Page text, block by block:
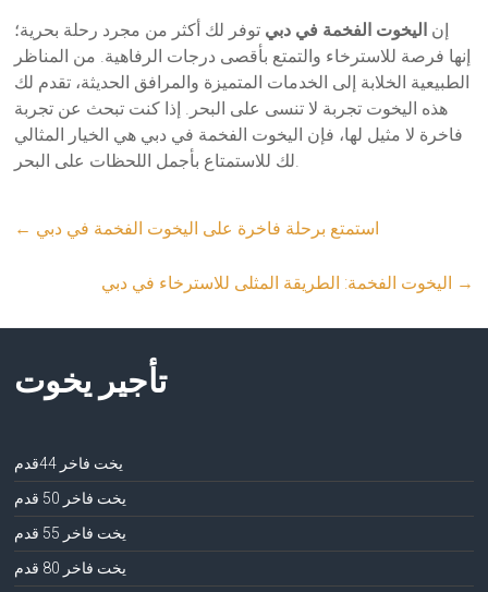
إن اليخوت الفخمة في دبي توفر لك أكثر من مجرد رحلة بحرية؛
إنها فرصة للاسترخاء والتمتع بأقصى درجات الرفاهية. من المناظر
الطبيعية الخلابة إلى الخدمات المتميزة والمرافق الحديثة، تقدم لك
هذه اليخوت تجربة لا تنسى على البحر. إذا كنت تبحث عن تجربة
فاخرة لا مثيل لها، فإن اليخوت الفخمة في دبي هي الخيار المثالي
لك للاستمتاع بأجمل اللحظات على البحر.
← استمتع برحلة فاخرة على اليخوت الفخمة في دبي
→
تأجير يخوت
يخت فاخر 44قدم
يخت فاخر 50 قدم
يخت فاخر 55 قدم
يخت فاخر 80 قدم